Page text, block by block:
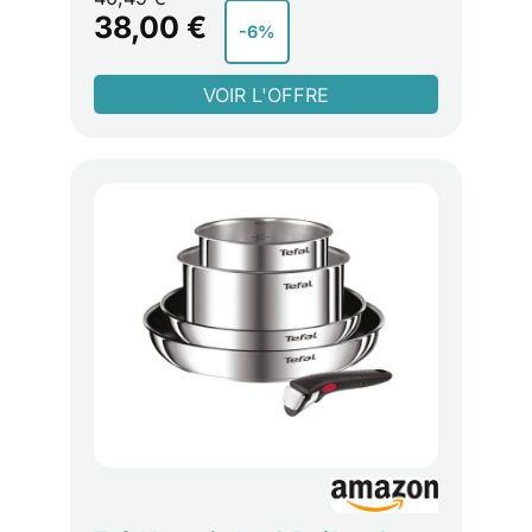
cm et un fait-tout de 20 cm x 10,9 cm En
aluminium pour un réchauffage rapide et
manipulation des aliments sans effort Les
couvercles permettent de conserver la
poêles confortablement. Un trou offre une
solution de suspension pratique pour le
rangement Compatible avec toutes les
sources de chaleur, y compris à induction.
Passe au four jusqu'à 150 °C ainsi qu’au lave-
vaisselle pour un nettoyage rapide
38,00 € -6%